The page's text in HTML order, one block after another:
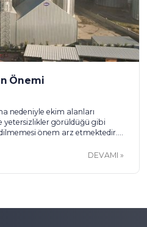
ile ABD’de ortaya çıkmıştır.
çıkışı, 19. Yüzyıla
toprakların ve elverişli
Tahıl ihracatında ülkemizde
yükselmektedir. Bunun
DEVAMI